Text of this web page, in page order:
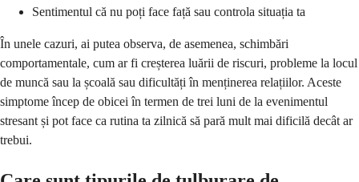
Sentimentul că nu poți face față sau controla situația ta
În unele cazuri, ai putea observa, de asemenea, schimbări
comportamentale, cum ar fi creșterea luării de riscuri, probleme la locul
de muncă sau la școală sau dificultăți în menținerea relațiilor. Aceste
simptome încep de obicei în termen de trei luni de la evenimentul
stresant și pot face ca rutina ta zilnică să pară mult mai dificilă decât ar
trebui.